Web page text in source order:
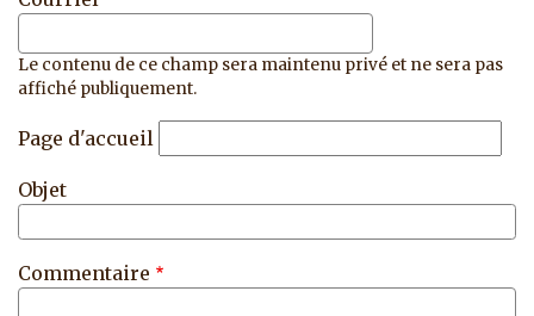
Le contenu de ce champ sera maintenu privé et ne sera pas
affiché publiquement.
Page d'accueil
Objet
Commentaire